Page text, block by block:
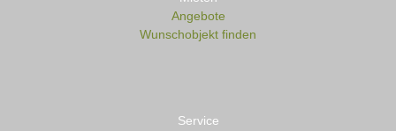
Angebote
Wunschobjekt finden
Service